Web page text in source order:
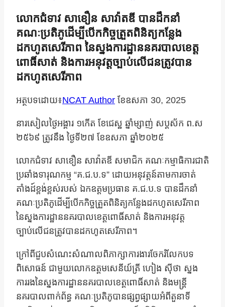
លោកជំទាវ សាខឿន សាវ៉ាតឌី បានដឹកនាំ
គណៈប្រតិភូដើម្បីបើកកិច្ចត្រួតពិនិត្យកន្លែង
ដកហូតសេរីភាព នៃស្នងការដ្ឋាននគរបាលខេត្ត
ពោធិ៍សាត់ និងការអនុវត្តច្បាប់លើជនត្រូវបាន
ដកហូតសេរីភាព
អត្ថបទដោយ៖NCAT Author ខែ​ឧសភា 30, 2025
នារសៀលថ្ងៃអង្គារ ១កើត ខែជេស្ឋ ឆ្នាំម្សាញ់ សប្តស័ក ព.ស
២៥៦៩ ត្រូវនឹង ថ្ងៃទី២៧ ខែឧសភា ឆ្នាំ២០២៥
លោកជំទាវ សាខឿន សាវ៉ាតឌី សមាជិក គណៈកម្មាធិការជាតិ
ប្រឆាំងទារុណកម្ម “គ.ជ.ប.ទ” ដោយអនុវត្តន៍តាមការចាត់
តាំងដ៍ខ្ពង់ខ្ពស់របស់ ឯកឧត្តមប្រធាន គ.ជ.ប.ទ បានដឹកនាំ
គណៈប្រតិភូដើម្បីបើកកិច្ចត្រួតពិនិត្យកន្លែងដកហូតសេរីភាព
នៃស្នងការដ្ឋាននគរបាលខេត្តពោធិ៍សាត់ និងការអនុវត្ត
ច្បាប់លើជនត្រូវបានដកហូតសេរីភាព។
ក្រៅពីជួបសំណេះសំណាលពិភាក្សាការងារចែករំលែកបទ
ពិសោធន៍ ជាមួយលោកឧត្តមសេនីយ៍ត្រី ហៀង ស៊ីថា ស្នង
ការរងនៃស្នងការដ្ឋាននគរបាលខេត្តពោធិ៍សាត់ និងមន្រ្តី
នគរបាលពាក់ព័ន្ធ គណៈប្រតិភូបានផ្សព្វផ្សាយអំពីតួនាទី